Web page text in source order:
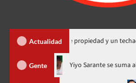
Actualidad
450 títulos de propiedad y un techado
Gente
en nuevo horario Yiyo